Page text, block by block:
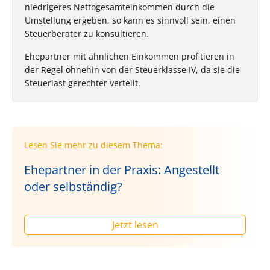
niedrigeres Nettogesamteinkommen durch die
Umstellung ergeben, so kann es sinnvoll sein, einen
Steuerberater zu konsultieren.
Ehepartner mit ähnlichen Einkommen profitieren in
der Regel ohnehin von der Steuerklasse IV, da sie die
Steuerlast gerechter verteilt.
Lesen Sie mehr zu diesem Thema:
Ehepartner in der Praxis: Angestellt
oder selbständig?
Jetzt lesen